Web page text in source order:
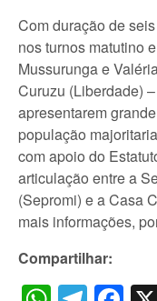
Com duração de
nos turnos matutino
Mussurunga e
Curuzu (Liberdade)
apresentarem
população
com apoio do
articulação entre a
(Sepromi) e a Casa
mais informações,
Compartilhar: